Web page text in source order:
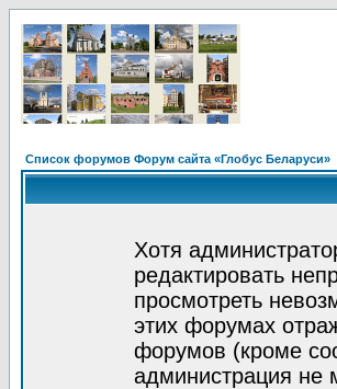
Список форумов Форум сайта «Глобус Беларуси»
Хотя
редактировать
просмотреть
этих форумах
форумов (кроме
администрация не